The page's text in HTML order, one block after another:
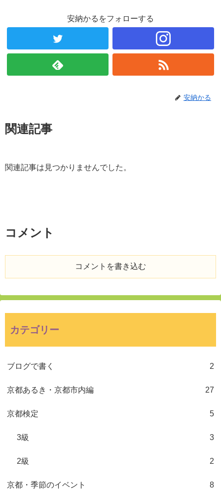
安納かるをフォローする
安納かる
関連記事
関連記事は見つかりませんでした。
コメント
コメントを書き込む
カテゴリー
ブログで書く 2
京都あるき・京都市内編 27
京都検定 5
3級 3
2級 2
京都・季節のイベント 8